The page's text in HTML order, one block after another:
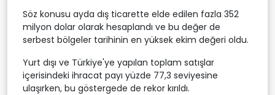
Söz konusu ayda dış ticarette elde edilen fazla 352
milyon dolar olarak hesaplandı ve bu değer de
serbest bölgeler tarihinin en yüksek ekim değeri oldu.
Yurt dışı ve Türkiye'ye yapılan toplam satışlar
içerisindeki ihracat payı yüzde 77,3 seviyesine
ulaşırken, bu göstergede de rekor kırıldı.